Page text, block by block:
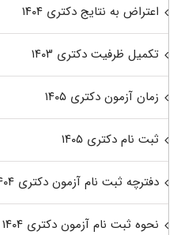
اعتراض به نتایج دکتری ۱۴۰۴
تکمیل ظرفیت دکتری ۱۴۰۳
زمان آزمون دکتری ۱۴۰۵
ثبت نام دکتری ۱۴۰۵
دفترچه ثبت نام آزمون دکتری ۱۴۰۴
نحوه ثبت نام آزمون دکتری ۱۴۰۴